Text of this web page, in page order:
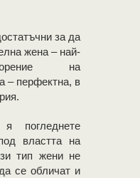
за да
жена – най-
на
– перфектна, в
погледнете
властта на
тип жени не
се обличат и